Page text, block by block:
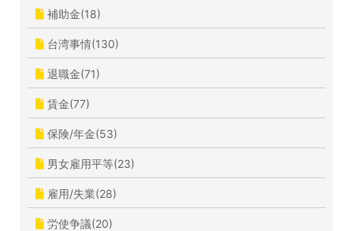
補助金(18)
台湾事情(130)
退職金(71)
賃金(77)
保険/年金(53)
男女雇用平等(23)
雇用/失業(28)
労使争議(20)